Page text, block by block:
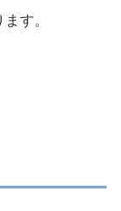
す。